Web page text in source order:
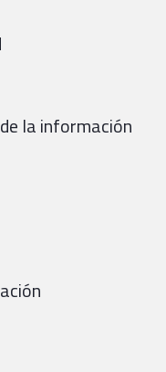
la información